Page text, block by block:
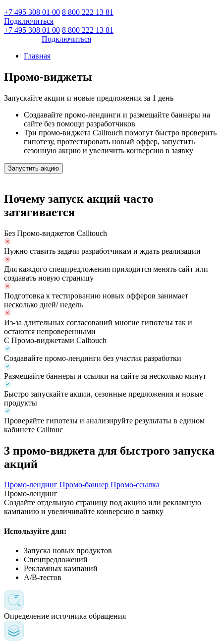
+7 495 308 01 00 8 800 222 13 81
Подключиться
+7 495 308 01 00 8 800 222 13 81
Подключиться
Главная
Промо-виджеты
Запускайте акции и новые предложения за 1 день
Создавайте промо-лендинги и размещайте баннеры на
сайте без помощи разработчиков
Три промо-виджета Calltouch помогут быстро проверить
гипотезу, протестировать новый оффер, запустить
сезонную акцию и увеличить конверсию в заявку
Запустить акцию
Почему запуск акций часто
затягивается
Без Промо-виджетов Calltouch
Нужно ставить задачи разработчикам и ждать реализации
Для каждого спецпредложения приходится менять сайт или
создавать новую страницу
Подготовка к тестированию новых офферов занимает
несколько дней/ недель
Из-за длительных согласований многие гипотезы так и
остаются непроверенными
С Промо-виджетами Calltouch
Создавайте промо-лендинги без участия разработки
Размещайте баннеры и ссылки на сайте за несколько минут
Быстро запускайте акции, сезонные предложения и новые
продукты
Проверяйте гипотезы и анализируйте результаты в едином
кабинете Calltouc
3 промо-виджета для быстрого запуска
акций
Промо-лендинг Промо-баннер Промо-ссылка
Промо-лендинг
Создайте отдельную страницу под акцию или рекламную
кампанию и увеличивайте конверсию в заявку
Используйте для:
Запуска новых продуктов
Спецпредложений
Рекламных кампаний
A/B-тестов
Определение источника обращения